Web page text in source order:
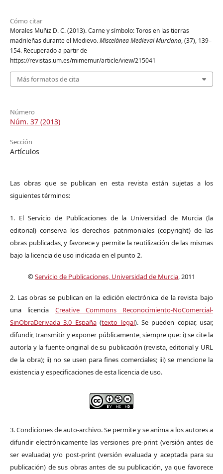
Cómo citar
Morales Muñiz D. C. (2013). Carne y símbolo: Toros en las tierras
madrileñas durante el Medievo.Miscelánea Medieval Murciana, (37), 139–
154. Recuperado a partir de
https://revistas.um.es/mimemur/article/view/215041
Más formatos de cita
Número
Núm. 37 (2013)
Sección
Artículos
Las obras que se publican en esta revista están sujetas a los
siguientes términos:
1. El Servicio de Publicaciones de la Universidad de Murcia (la
editorial) conserva los derechos patrimoniales (copyright) de las
obras publicadas, y favorece y permite la reutilización de las mismas
bajo la licencia de uso indicada en el punto 2.
©Servicio de Publicaciones, Universidad de Murcia, 2011
2. Las obras se publican en la edición electrónica de la revista bajo
una licencia Creative Commons Reconocimiento-NoComercial-
SinObraDerivada 3.0 España(texto legal). Se pueden copiar, usar,
difundir, transmitir y exponer públicamente, siempre que: i) se cite la
autoría y la fuente original de su publicación (revista, editorial y URL
de la obra); ii) no se usen para fines comerciales; iii) se mencione la
existencia y especificaciones de esta licencia de uso.
3. Condiciones de auto-archivo. Se permite y se anima a los autores a
difundir electrónicamente las versiones pre-print (versión antes de
ser evaluada) y/o post-print (versión evaluada y aceptada para su
publicación) de sus obras antes de su publicación, ya que favorece